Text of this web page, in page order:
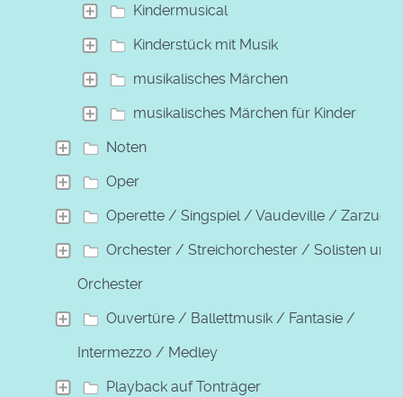
Kindermusical
Kinderstück mit Musik
musikalisches Märchen
musikalisches Märchen für Kinder
Noten
Oper
Operette / Singspiel / Vaudeville / Zarzuela
Orchester / Streichorchester / Solisten und
Orchester
Ouvertüre / Ballettmusik / Fantasie /
Intermezzo / Medley
Playback auf Tonträger